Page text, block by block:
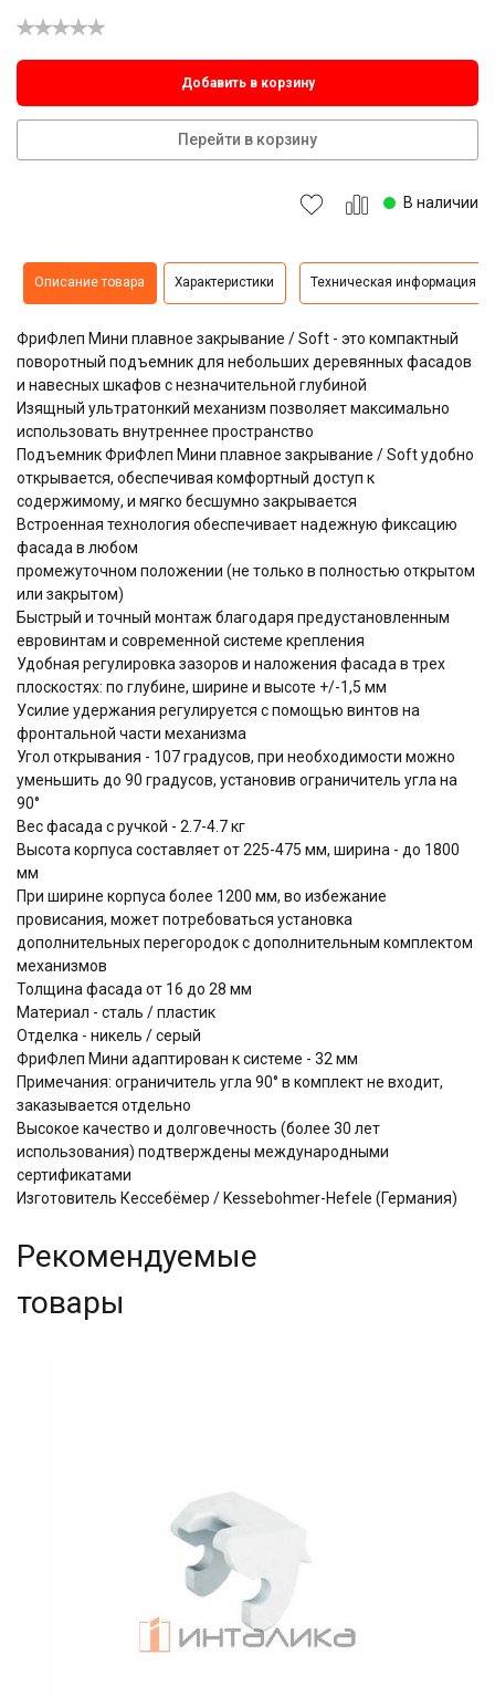
Добавить в корзину
Перейти в корзину
В наличии
Описание товара Характеристики Техническая информация
ФриФлеп Мини плавное закрывание / Soft - это компактный
поворотный подъемник для небольших деревянных фасадов
и навесных шкафов с незначительной глубиной
Изящный ультратонкий механизм позволяет максимально
использовать внутреннее пространство
Подъемник ФриФлеп Мини плавное закрывание / Soft удобно
открывается, обеспечивая комфортный доступ к
содержимому, и мягко бесшумно закрывается
Встроенная технология обеспечивает надежную фиксацию
фасада в любом
промежуточном положении (не только в полностью открытом
или закрытом)
Быстрый и точный монтаж благодаря предустановленным
евровинтам и современной системе крепления
Удобная регулировка зазоров и наложения фасада в трех
плоскостях: по глубине, ширине и высоте +/-1,5 мм
Усилие удержания регулируется с помощью винтов на
фронтальной части механизма
Угол открывания - 107 градусов, при необходимости можно
уменьшить до 90 градусов, установив ограничитель угла на
90°
Вес фасада с ручкой - 2.7-4.7 кг
Высота корпуса составляет от 225-475 мм, ширина - до 1800
мм
При ширине корпуса более 1200 мм, во избежание
провисания, может потребоваться установка
дополнительных перегородок с дополнительным комплектом
механизмов
Толщина фасада от 16 до 28 мм
Материал - сталь / пластик
Отделка - никель / серый
ФриФлеп Мини адаптирован к системе - 32 мм
Примечания: ограничитель угла 90° в комплект не входит,
заказывается отдельно
Высокое качество и долговечность (более 30 лет
использования) подтверждены международными
сертификатами
Изготовитель Кессебёмер / Kessebohmer-Hefele (Германия)
Рекомендуемые
товары